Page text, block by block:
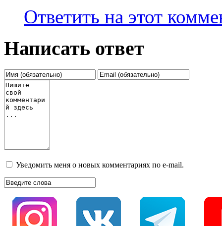
Ответить на этот
Написать ответ
Уведомить меня о новых комментариях по e-mail.